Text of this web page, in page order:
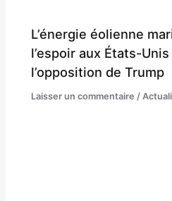
L’énergie éolienne
l’espoir aux États-
l’opposition de Trump
Laisser un commentaire /